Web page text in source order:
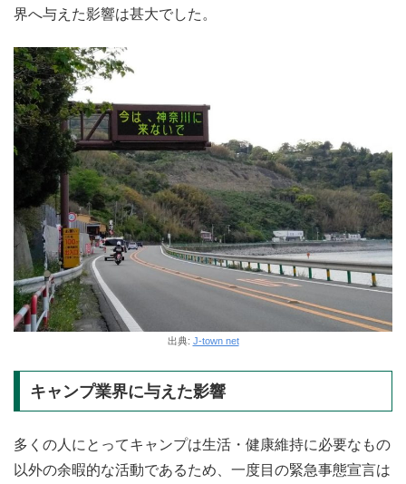
界へ与えた影響は甚大でした。
出典: J-town net
キャンプ業界に与えた影響
多くの人にとってキャンプは生活・健康維持に必要なもの
以外の余暇的な活動であるため、一度目の緊急事態宣言は